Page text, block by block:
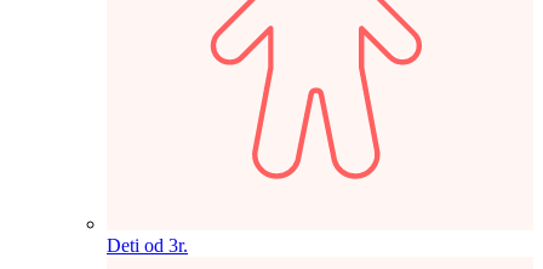
Deti od 3r.